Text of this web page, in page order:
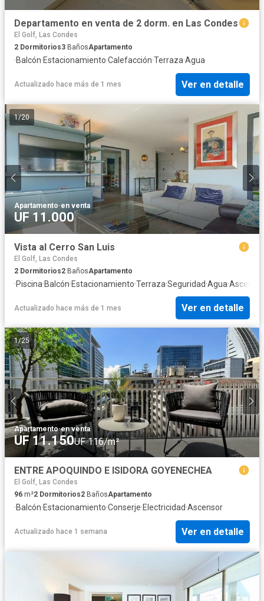
Departamento en venta de 2 dorm. en Las Condes
El Golf, Las Condes
2 Dormitorios3 BañosApartamento
·Balcón·Estacionamiento·Calefacción·Terraza·Agua
Actualizado hace más de 1 mes Ver en detalle
1/20
Apartamento·en venta
UF 11.000
Vista al Cerro San Luis
El Golf, Las Condes
2 Dormitorios2 BañosApartamento
·Piscina·Balcón·Estacionamiento·Terraza·Seguridad·Agua·Ascensor
Actualizado hace más de 1 mes Ver en detalle
1/25
Apartamento·en venta
UF 11.150UF 116/m²
ENTRE APOQUINDO E ISIDORA GOYENECHEA
El Golf, Las Condes
96 m²2 Dormitorios2 BañosApartamento
·Balcón·Estacionamiento·Conserje·Electricidad·Ascensor
Actualizado hace 1 semana Ver en detalle